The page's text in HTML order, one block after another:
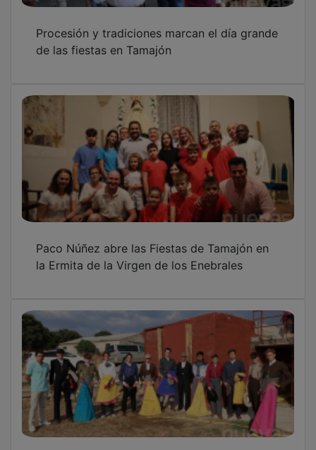
de las fiestas en Tamajón
la Ermita de la Virgen de los Enebrales